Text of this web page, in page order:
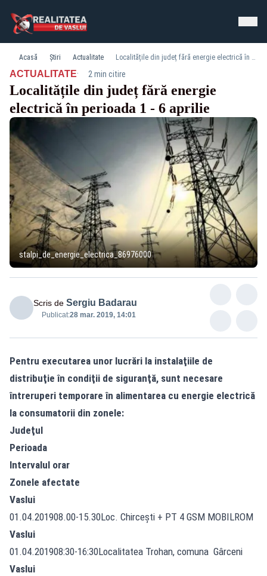
Acasă Știri Actualitate Localitățile din județ fără energie electrică în perioada 1 - 6 aprilie
ACTUALITATE· 2 min citire
Localitățile din județ fără energie
electrică în perioada 1 - 6 aprilie
stalpi_de_energie_electrica_86976000
Scris de Sergiu Badarau
Publicat:28 mar. 2019, 14:01
Pentru executarea unor lucrări la instalaţiile de
distribuţie în condiţii de siguranţă, sunt necesare
întreruperi temporare în alimentarea cu energie electrică
la consumatorii din zonele:
Judeţul
Perioada
Intervalul orar
Zonele afectate
Vaslui
01.04.201908.00-15.30Loc. Chirceşti + PT 4 GSM MOBILROM
Vaslui
01.04.201908:30-16:30Localitatea Trohan, comuna Gârceni
Vaslui